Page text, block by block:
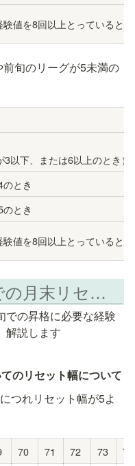
値を8回以上とっているとき
旬のリーグが5未満の
以下、または6以上のとき）
とき
とき
値を8回以上とっているとき
[FAQ] 65リーグ以上での月末リセット・昇格の仕組み
での昇格に必要な経験
解説します
のリセット幅について
つれリセット幅が5よ
70 71 72 73 74